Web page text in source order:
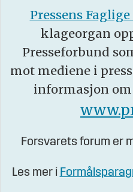
Pressens
klageorgan
Presseforbund
mot mediene i
informasjon om
Forsvarets forum er
Les mer i